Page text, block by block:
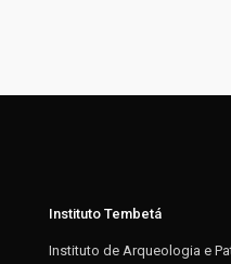
Instituto Tembetá
Instituto de Arqueologia e